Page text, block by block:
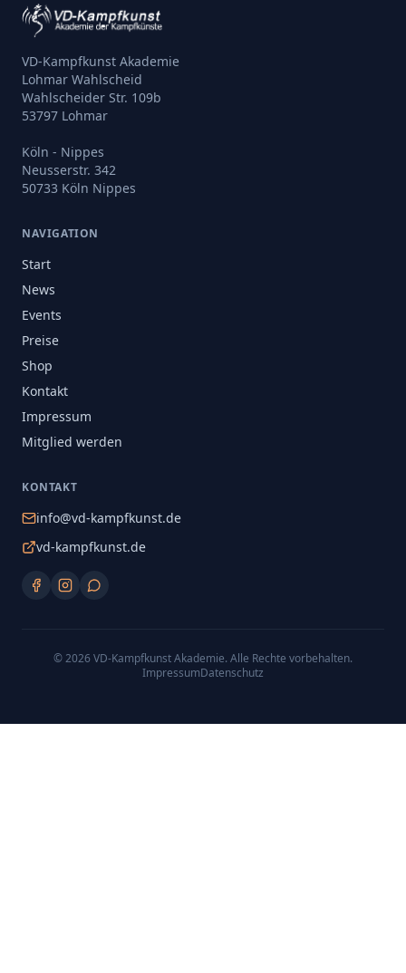
VD-Kampfkunst Akademie
Lohmar Wahlscheid
Wahlscheider Str. 109b
53797 Lohmar
Köln - Nippes
Neusserstr. 342
50733 Köln Nippes
NAVIGATION
Start
News
Events
Preise
Shop
Kontakt
Impressum
Mitglied werden
KONTAKT
info@vd-kampfkunst.de
vd-kampfkunst.de
©2026 VD-Kampfkunst Akademie. Alle Rechte vorbehalten.
ImpressumDatenschutz